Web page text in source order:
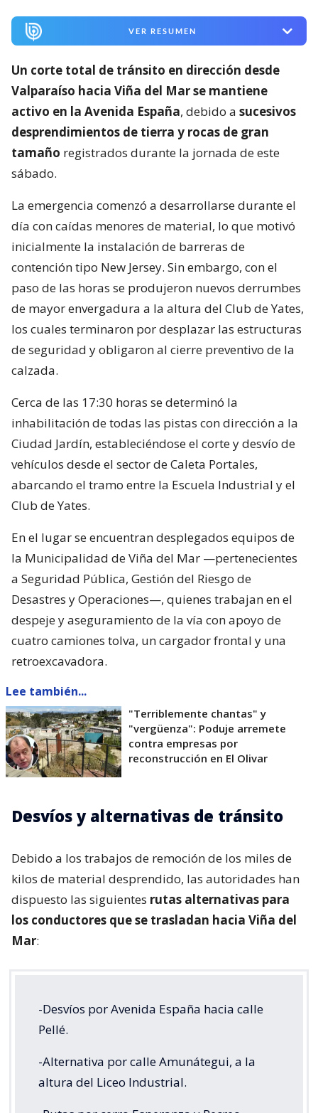
VER RESUMEN
Un corte total de tránsito en dirección desde
Valparaíso hacia Viña del Mar se mantiene
activo en la Avenida España, debido a sucesivos
desprendimientos de tierra y rocas de gran
tamaño registrados durante la jornada de este
sábado.
La emergencia comenzó a desarrollarse durante el
día con caídas menores de material, lo que motivó
inicialmente la instalación de barreras de
contención tipo New Jersey. Sin embargo, con el
paso de las horas se produjeron nuevos derrumbes
de mayor envergadura a la altura del Club de Yates,
los cuales terminaron por desplazar las estructuras
de seguridad y obligaron al cierre preventivo de la
calzada.
Cerca de las 17:30 horas se determinó la
inhabilitación de todas las pistas con dirección a la
Ciudad Jardín, estableciéndose el corte y desvío de
vehículos desde el sector de Caleta Portales,
abarcando el tramo entre la Escuela Industrial y el
Club de Yates.
En el lugar se encuentran desplegados equipos de
la Municipalidad de Viña del Mar —pertenecientes
a Seguridad Pública, Gestión del Riesgo de
Desastres y Operaciones—, quienes trabajan en el
despeje y aseguramiento de la vía con apoyo de
cuatro camiones tolva, un cargador frontal y una
retroexcavadora.
Lee también...
"Terriblemente chantas" y
"vergüenza": Poduje arremete
contra empresas por
reconstrucción en El Olivar
Desvíos y alternativas de tránsito
Debido a los trabajos de remoción de los miles de
kilos de material desprendido, las autoridades han
dispuesto las siguientes rutas alternativas para
los conductores que se trasladan hacia Viña del
Mar:
-Desvíos por Avenida España hacia calle
Pellé.
-Alternativa por calle Amunátegui, a la
altura del Liceo Industrial.